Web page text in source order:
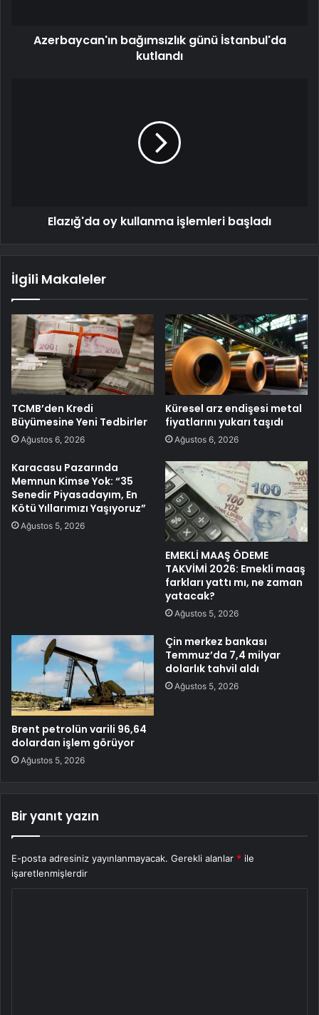
Azerbaycan'ın bağımsızlık günü İstanbul'da
kutlandı
Elazığ'da oy kullanma işlemleri başladı
İlgili Makaleler
TCMB’den Kredi
Büyümesine Yeni Tedbirler
Ağustos 6, 2026
Küresel arz endişesi metal
fiyatlarını yukarı taşıdı
Ağustos 6, 2026
Karacasu Pazarında
Memnun Kimse Yok: “35
Senedir Piyasadayım, En
Kötü Yıllarımızı Yaşıyoruz”
Ağustos 5, 2026
EMEKLİ MAAŞ ÖDEME
TAKVİMİ 2026: Emekli maaş
farkları yattı mı, ne zaman
yatacak?
Ağustos 5, 2026
Brent petrolün varili 96,64
dolardan işlem görüyor
Ağustos 5, 2026
Çin merkez bankası
Temmuz’da 7,4 milyar
dolarlık tahvil aldı
Ağustos 5, 2026
Bir yanıt yazın
E-posta adresiniz yayınlanmayacak. Gerekli alanlar * ile
işaretlenmişlerdir